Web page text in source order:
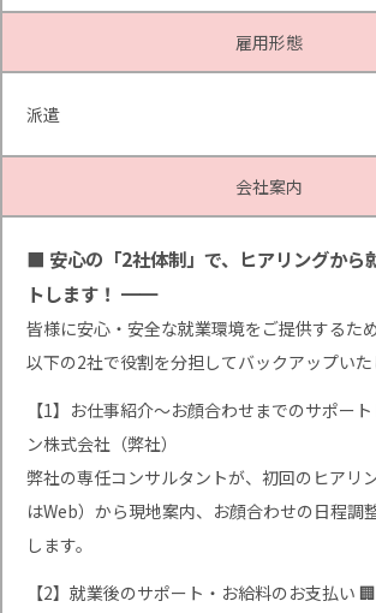
雇用形態
派遣
会社案内
■ 安心の「2社体制」で、ヒアリングから
トします！ ━━
皆様に安心・安全な就業環境をご提供するた
以下の2社で役割を分担してバックアップいた
【1】お仕事紹介〜お顔合わせまでのサポー
ン株式会社（弊社）
弊社の専任コンサルタントが、初回のヒアリ
はWeb）から現地案内、お顔合わせの日程調
します。
【2】就業後のサポート・お給料のお支払い